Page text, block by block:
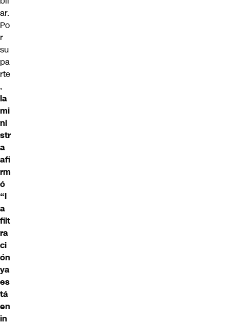
ar.
Po
r
su
pa
rte
,
la
mi
ni
str
a
afi
rm
ó
“l
a
filt
ra
ci
ón
ya
es
tá
en
in